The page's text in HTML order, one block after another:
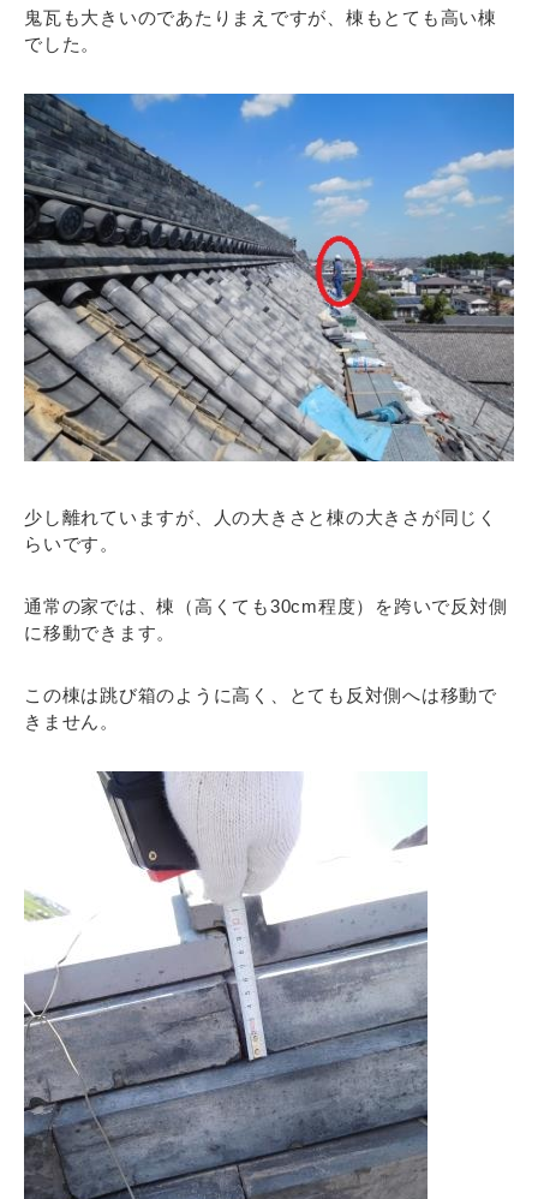
鬼瓦も大きいのであたりまえですが、棟もとても高い棟
でした。
少し離れていますが、人の大きさと棟の大きさが同じく
らいです。
通常の家では、棟（高くても30cm程度）を跨いで反対側
に移動できます。
この棟は跳び箱のように高く、とても反対側へは移動で
きません。